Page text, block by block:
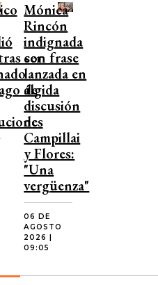
ser
de
Mónica
Rincón
indignada
con frase
lanzada en
álgida
discusión
de
Campillai
y Flores:
"Una
vergüenza"
06 DE
AGOSTO
2026 |
09:05